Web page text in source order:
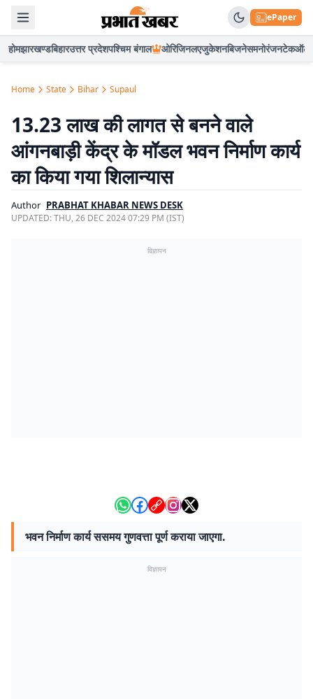
ePaper
होमझारखण्डबिहारउत्तर प्रदेशपश्चिम बंगाल ओरिजिनलएजुकेशनबिजनेसमनोरंजनटेकऑटो
Home State Bihar Supaul
13.23 लाख की लागत से बनने वाले
आंगनबाड़ी केंद्र के मॉडल भवन निर्माण कार्य
का किया गया शिलान्यास
Author PRABHAT KHABAR NEWS DESK
UPDATED:THU, 26 DEC 2024 07:29 PM (IST)
विज्ञापन
भवन निर्माण कार्य ससमय गुणवत्ता पूर्ण कराया जाएगा.
विज्ञापन